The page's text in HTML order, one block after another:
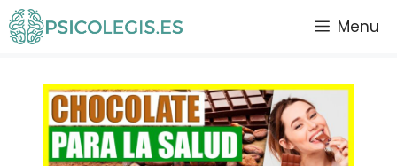
Saltar
al
Menu